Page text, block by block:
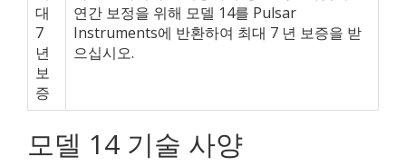
대
7
년
보
증
연간 보정을 위해 모델 14를 Pulsar
Instruments에 반환하여 최대 7 년 보증을 받
으십시오.
모델 14 기술 사양